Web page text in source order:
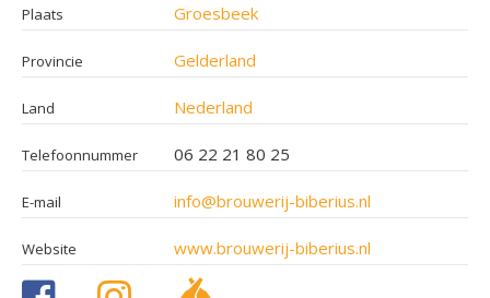
Plaats Groesbeek
Provincie Gelderland
Land Nederland
Telefoonnummer 06 22 21 80 25
E-mail info@brouwerij-biberius.nl
Website www.brouwerij-biberius.nl